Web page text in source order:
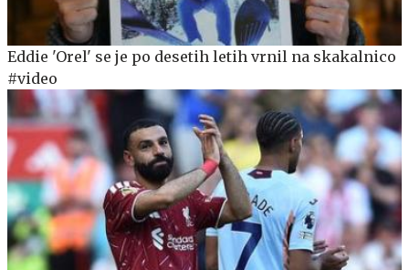
Eddie 'Orel' se je po desetih letih vrnil na skakalnico
#video